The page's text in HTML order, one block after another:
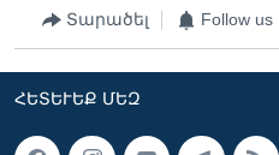
Տարածել Follow us
ՀԵՏԵՒԵՔ ՄԵԶ